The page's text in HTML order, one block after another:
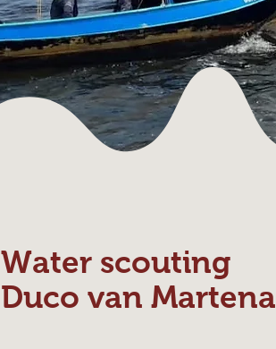
Water scouting
Duco van Martena